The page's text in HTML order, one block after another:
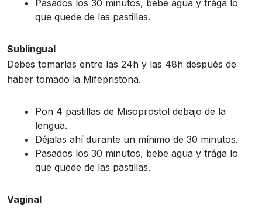
Pasados los 30 minutos, bebe agua y trága lo
que quede de las pastillas.
Sublingual
Debes tomarlas entre las 24h y las 48h después de
haber tomado la Mifepristona.
Pon 4 pastillas de Misoprostol debajo de la
lengua.
Déjalas ahí durante un mínimo de 30 minutos.
Pasados los 30 minutos, bebe agua y trága lo
que quede de las pastillas.
Vaginal